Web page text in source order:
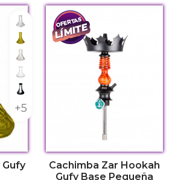
Indian
Lowpoly Amarillo
Lowpoly Clear
Mini Clear
Mini Frozen Black
+5
Cachimba Zar Hookah
Gufy Base Pequeña